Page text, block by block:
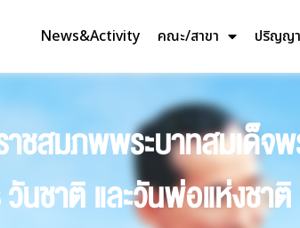
News&Activity คณะ/สาขา ปริญญา
ชสมภพพระบาทสมเด็จ
นชาติ และวันพ่อแห่งชาติ